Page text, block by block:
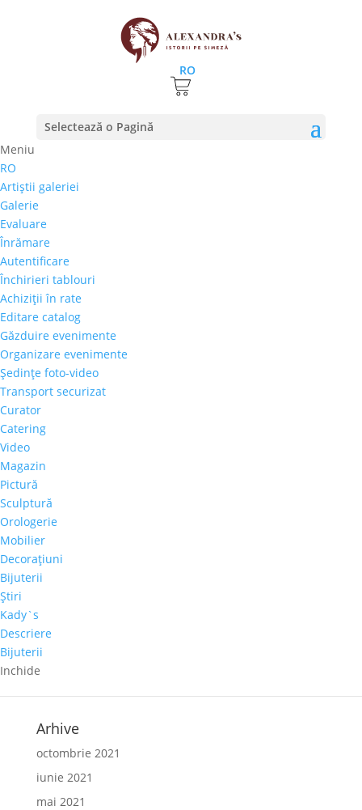
RO
Selectează o Pagină
Meniu
RO
Artiştii galeriei
Galerie
Evaluare
Înrămare
Autentificare
Închirieri tablouri
Achiziţii în rate
Editare catalog
Găzduire evenimente
Organizare evenimente
Şedinţe foto-video
Transport securizat
Curator
Catering
Video
Magazin
Pictură
Sculptură
Orologerie
Mobilier
Decoraţiuni
Bijuterii
Ştiri
Kady`s
Descriere
Bijuterii
Inchide
Pictura ramane si anul acesta vedeta
investitiilor personale
18 iulie 2017
De la Marea Criza din 1930 incoace, arta s-a dovedit
a fi cea mai buna investitie financiara. Valoarea
operelor de arta supravietuieste de cele mai multe
ori scaderii economice si inflatiei, iar trendul pe piata
obiectelor de arta este crescator de aproape o suta
de...
Galeria Alexandra’s la Courtyard by Marriott
Bucharest Floreasca
Parteneriat nou: Galeria Alexandra’s & Imperia Club
Sakura, cel mai mare diamant roz, s-a vândut cu
aproape 30 de milioane de dolari
Paharul de Cultură, inițiativa culturală a cramei Villa
Artă de Cinci Stele – Gabriela Cristea la Phoenicia
Grand Hotel
Comentarii recente
Arhive
octombrie 2021
iunie 2021
mai 2021